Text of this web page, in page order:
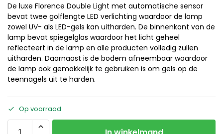
De luxe Florence Double Light met automatische sensor
bevat twee golflengte LED verlichting waardoor de lamp
zowel UV- als LED-gels kan uitharden. De binnenkant van de
lamp bevat spiegelglas waardoor het licht geheel
reflecteert in de lamp en alle producten volledig zullen
uitharden. Daarnaast is de bodem afneembaar waardoor
de lamp ook gemakkelijk te gebruiken is om gels op de
teennagels uit te harden.
Op voorraad